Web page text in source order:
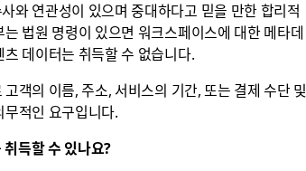
와 연관성이 있으며 중대하다고 믿을 만한 합리적
법원 명령이 있으면 워크스페이스에 대한 메타데
데이터는 취득할 수 없습니다.
객의 이름, 주소, 서비스의 기간, 또는 결제 수단 및
적인 요구입니다.
득할 수 있나요?